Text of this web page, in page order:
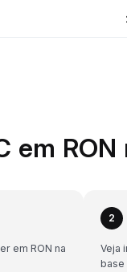
em
em RON na
2
Veja
base